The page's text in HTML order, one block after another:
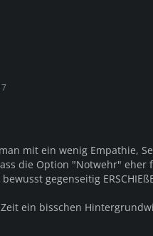
mit ein wenig Empathie,
die Option "Notwehr"
gegenseitig
ein bisschen